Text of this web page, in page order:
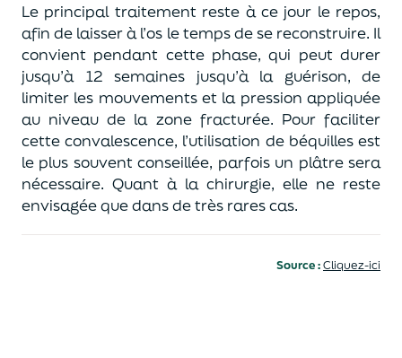
Le principal traitement reste à ce jour le repos,
afin de laisser à l’os le temps de se reconstruire. Il
convient pendant cette phase, qui peut durer
jusqu’à 12 semaines jusqu’à la guérison, de
limiter les mouvements et la pression appliquée
au niveau de la zone fracturée. Pour faciliter
cette convalescence, l’utilisation de béquilles est
le plus souvent conseillée, parfois un plâtre sera
nécessaire. Quant à la chirurgie, elle ne reste
envisagée que dans de très rares cas.
Source :Cliquez-ici